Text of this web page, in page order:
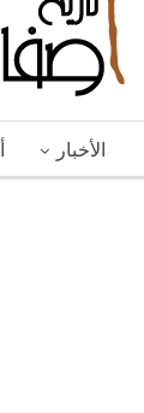
الأخبار